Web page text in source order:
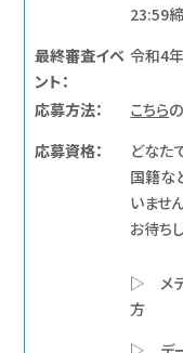
23:59
最終審査イベ
ント：
令和4年
応募方法： こちら
応募資格：
どなた
国籍な
いませ
お待ち
▷ メデ
方